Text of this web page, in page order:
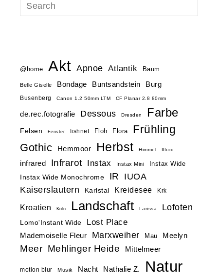
@home Akt Apnoe Atlantik Baum
Belle Giselle Bondage Buntsandstein Burg
Busenberg Canon 1.2 50mm LTM CF Planar 2.8 80mm
de.rec.fotografie Dessous Dresden Farbe
Felsen Fenster fishnet Floh Flora Frühling
Gothic Hemmoor Herbst Himmel Ilford
infrared Infrarot Instax Instax Mini
Instax Wide
Instax Wide Monochrome
IR
IUOA
Kaiserslautern
Karlstal Kreidesee Krk
Kroatien Köln Landschaft Larissa Lofoten
Lomo'Instant Wide Lost Place
Mademoiselle Fleur Marxweiher Mau Meelyn
Meer Mehlinger Heide Mittelmeer
motion blur Musik Nacht Nathalie Z. Natur